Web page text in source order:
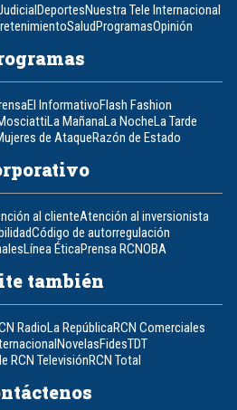
DeportesNuestra Tele Internacional
SaludProgramasOpinión
El InformativoFlash Fashion
La MañanaLa NocheLa Tarde
de AtaqueRazón de Estado
al clienteAtención al inversionista
Código de autorregulación
Línea ÉticaPrensa RCNOBA
también
RadioLa RepúblicaRCN Comerciales
NovelasFidesTDT
RCN TelevisiónRCN Total